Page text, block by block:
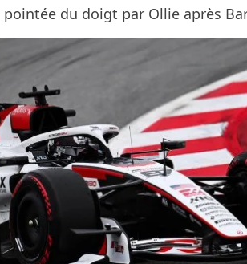
pointée du doigt par Ollie après